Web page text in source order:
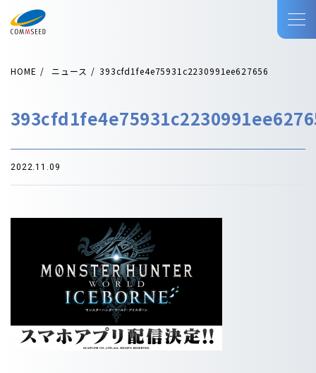
HOME ニュース 393cfd1fe4e75931c2230991ee627656
2022.11.09